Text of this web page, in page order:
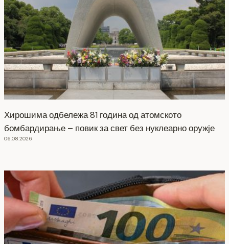
Хирошима одбележа 81 година од атомското
бомбардирање – повик за свет без нуклеарно оружје
06.08.2026